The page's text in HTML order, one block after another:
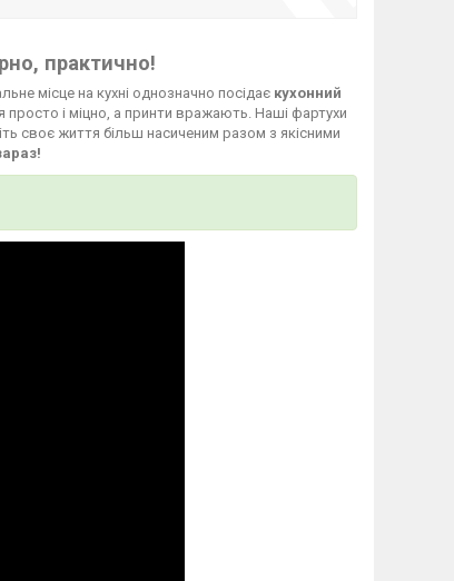
практично!
місце на кухні однозначно посідає кухонний
просто і міцно, а принти вражають. Наші фартухи
своє життя більш насиченим разом з якісними